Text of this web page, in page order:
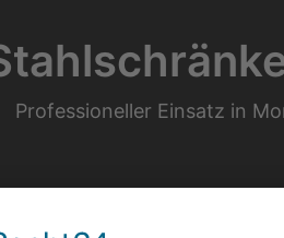
Professioneller Einsatz in